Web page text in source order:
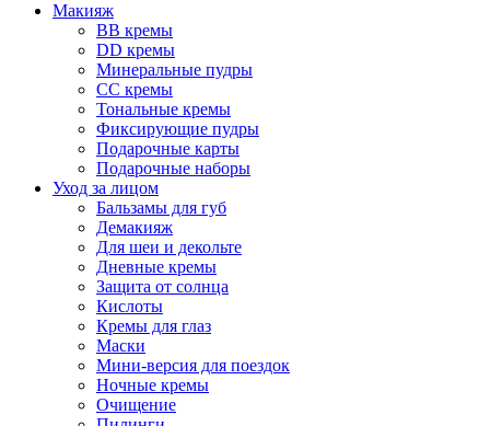
Макияж
BB кремы
DD кремы
Минеральные пудры
СС кремы
Тональные кремы
Фиксирующие пудры
Подарочные карты
Подарочные наборы
Уход за лицом
Бальзамы для губ
Демакияж
Для шеи и декольте
Дневные кремы
Защита от солнца
Кислоты
Кремы для глаз
Маски
Мини-версия для поездок
Ночные кремы
Очищение